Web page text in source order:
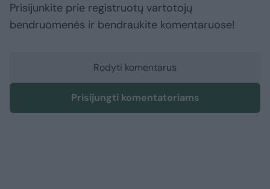
Prisijunkite prie registruotų vartotojų
bendruomenės ir bendraukite komentaruose!
Rodyti komentarus
Prisijungti komentatoriams